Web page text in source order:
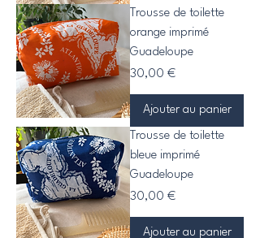
Trousse de toilette
orange imprimé
Guadeloupe
Prix
30,00 €
Ajouter au panier
Trousse de toilette
bleue imprimé
Guadeloupe
Prix
30,00 €
Ajouter au panier